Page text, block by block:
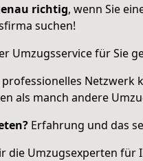
richtig, wenn Sie
suchen!
Umzugsservice für Sie
Netzwerk
als manch andere
Erfahrung und das
die Umzugsexperten für